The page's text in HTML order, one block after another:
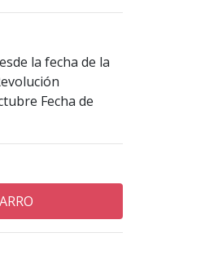
la fecha de la
Fecha de